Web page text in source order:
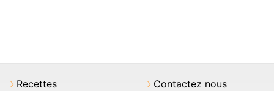
Recettes
Contactez nous